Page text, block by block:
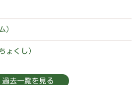
）
ょくし）
過去一覧を見る